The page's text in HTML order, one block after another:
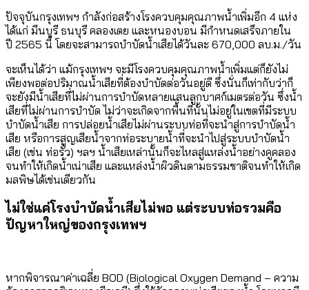
ปัจจุบันกรุงเทพฯ กำลังก่อสร้างโรงควบคุมคุณภาพน้ำเพิ่มอีก 4 แห่ง
ได้แก่ มีนบุรี ธนบุรี คลองเตย และหนองบอน มีกำหนดเสร็จภายใน
ปี 2565 นี้ โดยจะสามารถบำบัดน้ำเสียได้วันละ 670,000 ลบ.ม./วัน
จะเห็นได้ว่า แม้กรุงเทพฯ จะมีโรงควบคุมคุณภาพน้ำเพิ่มแต่ก็ยังไม่
เพียงพอต่อปริมาณน้ำเสียที่ต้องบำบัดต่อวันอยู่ดี ซึ่งนั่นก็เท่ากับว่าก็
จะยังมีน้ำเสียที่ไม่ผ่านการบำบัดหลายแสนลูกบาศก์เมตรต่อวัน ซึ่งน้ำ
เสียที่ไม่ผ่านการบำบัด ไม่ว่าจะเกิดจากพื้นที่นั้นไม่อยู่ในเขตที่มีระบบ
บำบัดน้ำเสีย การปล่อยน้ำเสียไม่ผ่านระบบท่อที่จะนำสู่การบำบัดน้ำ
เสีย หรือการสูญเสียน้ำจากท่อระบายน้ำที่จะนำไปสู่ระบบบำบัดน้ำ
เสีย (เช่น ท่อรั่ว) ฯลฯ น้ำเสียเหล่านั้นก็จะไหลสู่แหล่งน้ำอย่างคูคลอง
จนทำให้เกิดน้ำเน่าเสีย และแหล่งน้ำผิวดินตามธรรมชาติจนทำให้เกิด
มลพิษได้เช่นเดียวกัน
ไม่ใช่แค่โรงบำบัดน้ำเสียไม่พอ แต่ระบบท่อรวมคือ
ปัญหาใหญ่ของกรุงเทพฯ
หากพิจารณาค่าเฉลี่ย BOD (Biological Oxygen Demand – ความ